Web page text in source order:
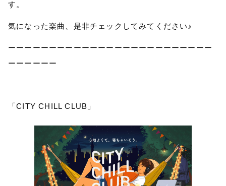
す。
気になった楽曲、是非チェックしてみてください♪
ーーーーーーーーーーーーーーーーーーーーーーーーー
ーーーーーー
「CITY CHILL CLUB」